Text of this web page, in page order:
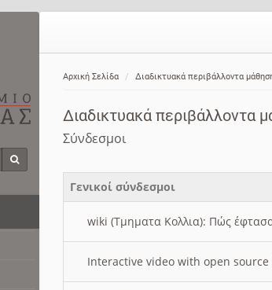
Αρχική Σελίδα Διαδικτυακά περιβάλλοντα
Διαδικτυακά περιβάλλοντα
Σύνδεσμοι
Γενικοί σύνδεσμοι
wiki (Τμηματα Κολλια): Πώς
Interactive video with open